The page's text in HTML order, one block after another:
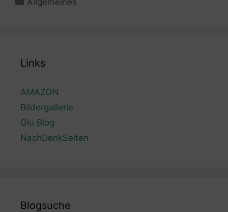
Links
AMAZON
Bildergallerie
Glu Blog
NachDenkSeiten
Blogsuche